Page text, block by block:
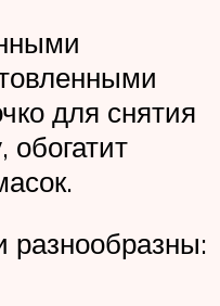
для снятия
обогатит